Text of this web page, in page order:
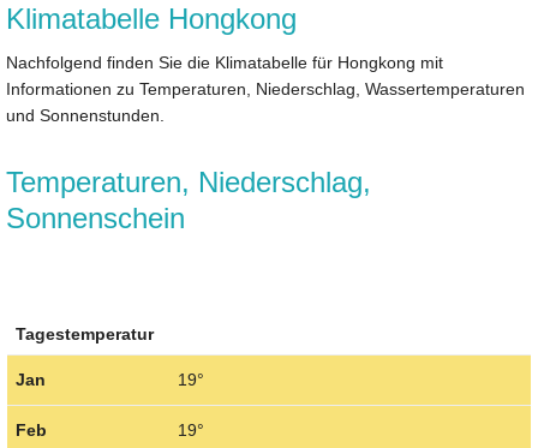
Klimatabelle Hongkong
Nachfolgend finden Sie die Klimatabelle für Hongkong mit
Informationen zu Temperaturen, Niederschlag, Wassertemperaturen
und Sonnenstunden.
Temperaturen, Niederschlag,
Sonnenschein
Tagestemperatur
Jan 19°
Feb 19°